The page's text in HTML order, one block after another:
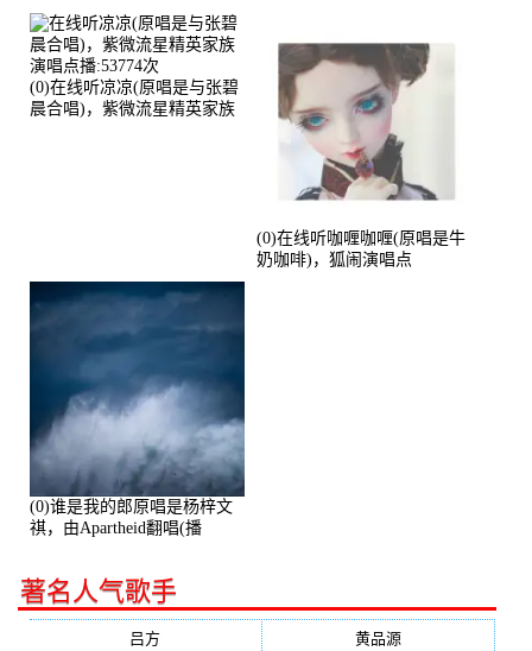
(0)在线听凉凉(原唱是与张碧
晨合唱)，紫微流星精英家族
(0)在线听咖喱咖喱(原唱是牛
奶咖啡)，狐闹演唱点
(0)谁是我的郎原唱是杨梓文
祺，由Apartheid翻唱(播
著名人气歌手
吕方 黄品源